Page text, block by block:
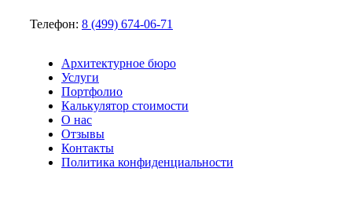
Телефон: 8 (499) 674-06-71
Архитектурное бюро
Услуги
Портфолио
Калькулятор стоимости
О нас
Отзывы
Контакты
Политика конфиденциальности